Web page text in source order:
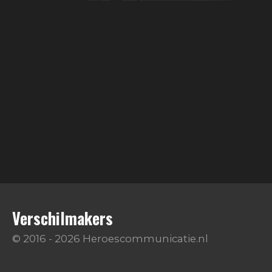
Verschilmakers
© 2016 - 2026 Heroescommunicatie.nl